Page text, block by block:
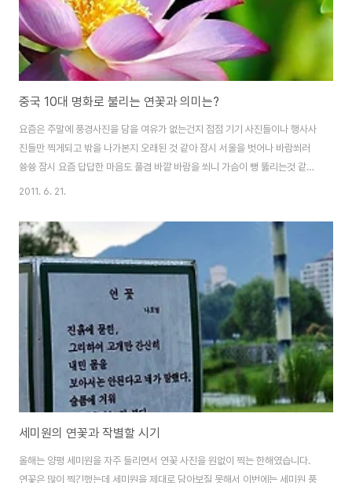
중국 10대 명화로 불리는 연꽃과 의미는?
요즘은 주말에 풍경사진을 담을 여유가 없는건지 점점 기기 사진들이나 행사사
진들만 찍게되고 밖을 나가본지 오래된 것 같아 잠시 서울을 벗어나 바람쐬러
쓩쓩 잠시 요즘 답답한 마음도 풀겸 바깥 바람을 쐬니 가슴이 뻥 뚫리는것 같았
다. 내 단골 놀이터 양평..두물머리와 세미원을 잠시 찾았다. 수련은 이미 많이
花) 중 하나로 꼽힌다. 10대 명화 중 연꽃은 난화, 국화, 매화와 더불어 ‘꽃 중의
군자(花中君子)’로 불린다. 고고함과 절개를 상징하는 꽃으로 의미가 부여된
까닭이다 그래서인지 예로부터 수많은 시인과 묵객들은 연꽃을 예찬했다.出淤
泥而不染, 濯淸漣而不妖. “진흙 속에서 자라지만 거기에 더럽혀지지 아니
하고, 맑은 물에 몸을 씻..
2011. 6. 21.
세미원의 연꽃과 작별할 시기
올해는 양평 세미원을 자주 들리면서 연꽃 사진을 원없이 찍는 한해였습니다.
연꽃은 많이 찍긴했는데 세미원을 제대로 담아보질 못해서 이번에는 세미원 풍